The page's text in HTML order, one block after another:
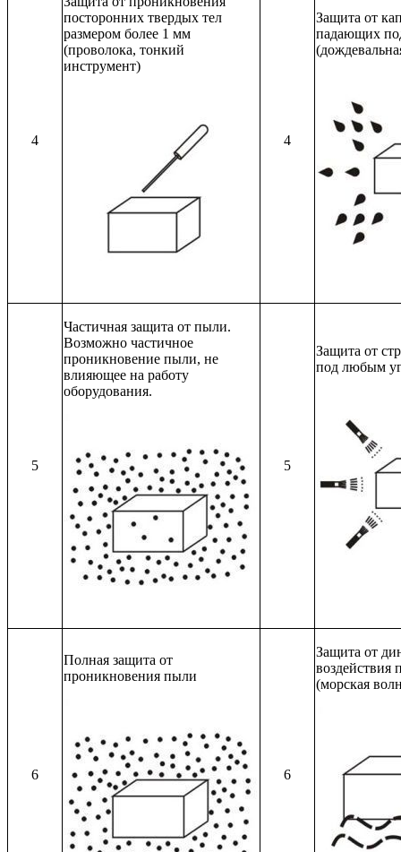
4
посторонних твердых тел
размером более 1 мм
(проволока, тонкий
инструмент)
4
Защита от
падающих
5
Частичная защита от пыли.
Возможно частичное
проникновение пыли, не
влияющее на работу
оборудования.
5
Защита от
под любым
6
Полная защита от
проникновения пыли
6
Защита от
воздействия
(морская